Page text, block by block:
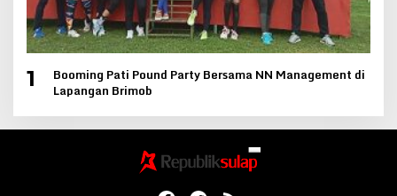
1
Booming Pati Pound Party Bersama NN Management di
Lapangan Brimob